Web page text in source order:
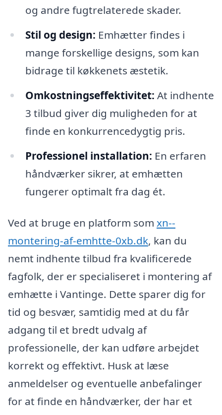
og andre fugtrelaterede skader.
Stil og design: Emhætter findes i
mange forskellige designs, som kan
bidrage til køkkenets æstetik.
Omkostningseffektivitet: At indhente
3 tilbud giver dig muligheden for at
finde en konkurrencedygtig pris.
Professionel installation: En erfaren
håndværker sikrer, at emhætten
fungerer optimalt fra dag ét.
Ved at bruge en platform som xn--
montering-af-emhtte-0xb.dk, kan du
nemt indhente tilbud fra kvalificerede
fagfolk, der er specialiseret i montering af
emhætte i Vantinge. Dette sparer dig for
tid og besvær, samtidig med at du får
adgang til et bredt udvalg af
professionelle, der kan udføre arbejdet
korrekt og effektivt. Husk at læse
anmeldelser og eventuelle anbefalinger
for at finde en håndværker, der har et